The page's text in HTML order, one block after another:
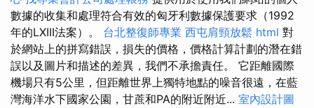
數據的收集和處理符合有效的匈牙利數據保護要求（1992
年的LXIII法案）。 台北整復師專業 西屯肩頸放鬆 html 對
於網站上的拼寫錯誤，損失的價格，價格計算計劃的潛在錯
誤以及圖片和描述的差異，我們不承擔責任。 它距離國際
機場只有5公里，但距離世界上獨特地點的噪音很遠，在藍
灣海洋水下國家公園，甘蔗和PA的附近附近... 室內設計圖